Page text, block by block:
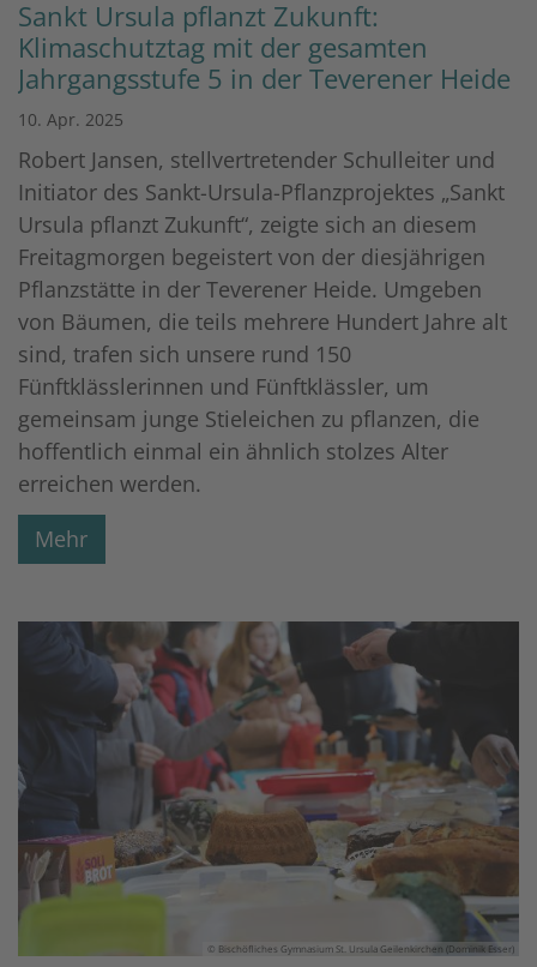
Sankt Ursula pflanzt Zukunft:
Klimaschutztag mit der gesamten
Jahrgangsstufe 5 in der Teverener Heide
10. Apr. 2025
Robert Jansen, stellvertretender Schulleiter und
Initiator des Sankt-Ursula-Pflanzprojektes „Sankt
Ursula pflanzt Zukunft“, zeigte sich an diesem
Freitagmorgen begeistert von der diesjährigen
Pflanzstätte in der Teverener Heide. Umgeben
von Bäumen, die teils mehrere Hundert Jahre alt
sind, trafen sich unsere rund 150
Fünftklässlerinnen und Fünftklässler, um
gemeinsam junge Stieleichen zu pflanzen, die
hoffentlich einmal ein ähnlich stolzes Alter
erreichen werden.
Mehr
© Bischöfliches Gymnasium St. Ursula Geilenkirchen (Dominik Esser)